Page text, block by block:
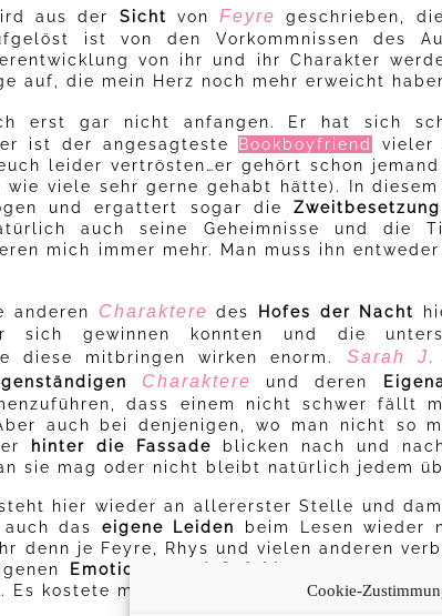
Cookie-
aus der Sicht vonFeyre
geschrieben,
ist von den Vorkommnissen des
von ihr und ihr Charakter
auf, die mein Herz noch mehr erweicht
erst gar nicht anfangen. Er hat sich
ist der angesagteste
Bookboyfriend
vieler
leider vertrösten…er gehört schon
wie viele sehr gerne gehabt hätte). In
und ergattert sogar die Zweitbesetzung
auch seine Geheimnisse und die
mich immer mehr. Man muss ihn
anderen Charaktere des Hofes der Nacht
sich gewinnen konnten und die
diese mitbringen wirken enorm. Sarah J.
Charaktere und deren
dass einem nicht schwer fällt
auch bei denjenigen, wo man nicht so
hinter die Fassade blicken nach und
sie mag oder nicht bleibt natürlich jedem
hier wieder an allererster Stelle und
das eigene Leiden
beim Lesen wieder
denn je Feyre, Rhys und vielen anderen
Emotionen und Gefühle
Es kostete mich
sehr viele Nervenbeim